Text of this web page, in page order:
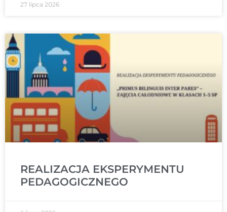
27 lipca 2026
REALIZACJA EKSPERYMENTU
PEDAGOGICZNEGO